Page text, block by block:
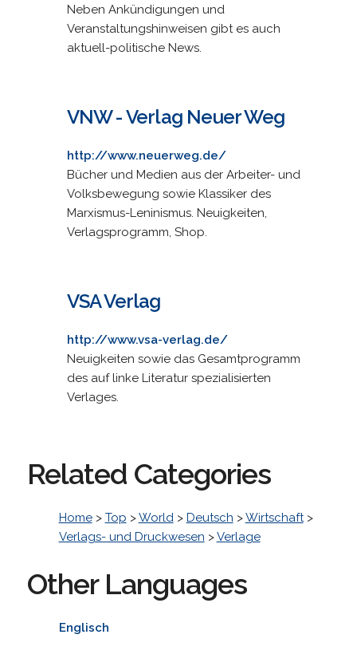
Neben Ankündigungen und
Veranstaltungshinweisen gibt es auch
aktuell-politische News.
VNW - Verlag Neuer Weg
http://www.neuerweg.de/
Bücher und Medien aus der Arbeiter- und
Volksbewegung sowie Klassiker des
Marxismus-Leninismus. Neuigkeiten,
Verlagsprogramm, Shop.
VSA Verlag
http://www.vsa-verlag.de/
Neuigkeiten sowie das Gesamtprogramm
des auf linke Literatur spezialisierten
Verlages.
Related Categories
Home> Top >World> Deutsch >Wirtschaft>
Verlags- und Druckwesen >Verlage
Other Languages
Englisch